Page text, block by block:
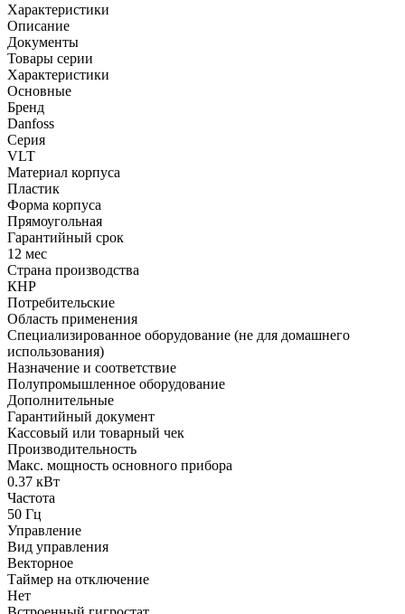
Характеристики
Описание
Документы
Товары серии
Характеристики
Основные
Бренд
Danfoss
Серия
VLT
Материал корпуса
Пластик
Форма корпуса
Прямоугольная
Гарантийный срок
12 мес
Страна производства
КНР
Потребительские
Область применения
Специализированное оборудование (не для домашнего
использования)
Назначение и соответствие
Полупромышленное оборудование
Дополнительные
Гарантийный документ
Кассовый или товарный чек
Производительность
Макс. мощность основного прибора
0.37 кВт
Частота
50 Гц
Управление
Вид управления
Векторное
Таймер на отключение
Нет